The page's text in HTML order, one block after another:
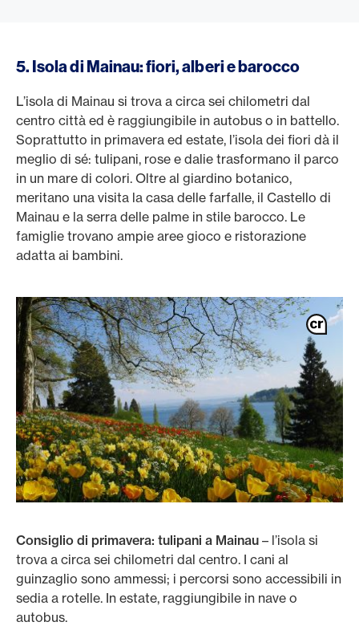
5. Isola di Mainau: fiori, alberi e barocco
L’isola di Mainau si trova a circa sei chilometri dal
centro città ed è raggiungibile in autobus o in battello.
Soprattutto in primavera ed estate, l’isola dei fiori dà il
meglio di sé: tulipani, rose e dalie trasformano il parco
in un mare di colori. Oltre al giardino botanico,
meritano una visita la casa delle farfalle, il Castello di
Mainau e la serra delle palme in stile barocco. Le
famiglie trovano ampie aree gioco e ristorazione
adatta ai bambini.
Consiglio di primavera: tulipani a Mainau – l’isola si
trova a circa sei chilometri dal centro. I cani al
guinzaglio sono ammessi; i percorsi sono accessibili in
sedia a rotelle. In estate, raggiungibile in nave o
autobus.